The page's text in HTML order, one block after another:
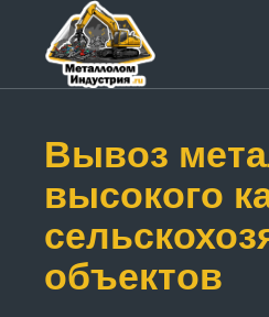
Вывоз
высокого
объектов